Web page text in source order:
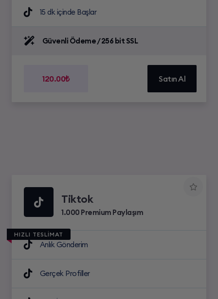
15 dk içinde Başlar
Güvenli Ödeme / 256 bit SSL
120.00₺ Satın Al
Tiktok
1.000 Premium Paylaşım
HIZLI TESLİMAT
Anlık Gönderim
Gerçek Profiller